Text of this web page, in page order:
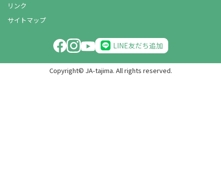
リンク
サイトマップ
LINE友だち追加
Copyright© JA-tajima. All rights reserved.